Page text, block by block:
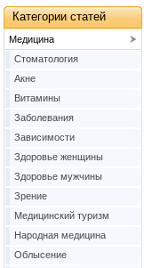
Категории статей
Медицина
Cтоматология
Акне
Витамины
Заболевания
Зависимости
Здоровье женщины
Здоровье мужчины
Зрение
Медицинский туризм
Народная медицина
Облысение